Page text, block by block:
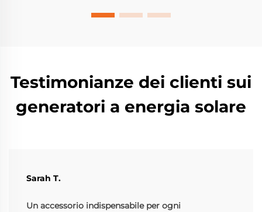
Testimonianze dei clienti sui
generatori a energia solare
Sarah T.
Un accessorio indispensabile per ogni